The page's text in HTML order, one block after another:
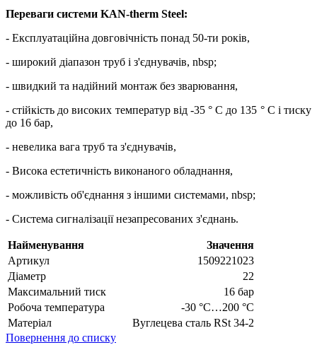
Переваги системи KAN-therm Steel:
- Експлуатаційна довговічність понад 50-ти років,
- широкий діапазон труб і з'єднувачів, nbsp;
- швидкий та надійний монтаж без зварювання,
- стійкість до високих температур від -35 ° C до 135 ° C і тиску
до 16 бар,
- невелика вага труб та з'єднувачів,
- Висока естетичність виконаного обладнання,
- можливість об'єднання з іншими системами, nbsp;
- Система сигналізації незапресованих з'єднань.
Найменування
Значення
Артикул
1509221023
Діаметр
22
Максимальний тиск
16 бар
Робоча температура
-30 °C…200 °C
Матеріал
Вуглецева сталь RSt 34-2
Повернення до списку